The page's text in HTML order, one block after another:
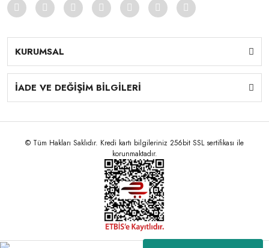
KURUMSAL
İADE VE DEĞİŞİM BİLGİLERİ
© Tüm Hakları Saklıdır. Kredi kartı bilgileriniz 256bit SSL sertifikası ile
korunmaktadır.